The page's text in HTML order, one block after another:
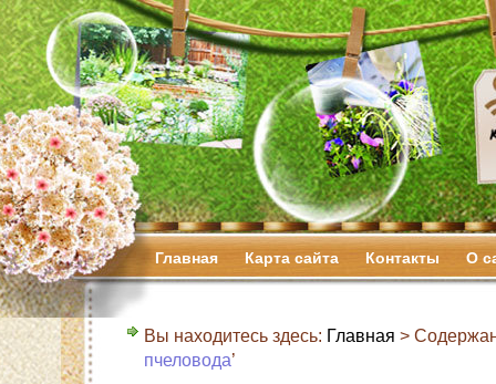
Главная Карта сайта Контакты О
Вы находитесь здесь: Главная >
пчеловода’